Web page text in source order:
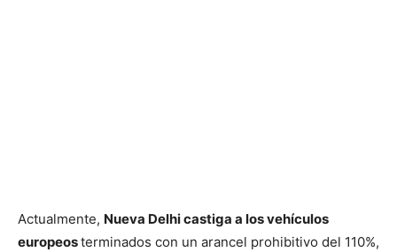
Actualmente, Nueva Delhi castiga a los vehículos
europeosterminados con un arancel prohibitivo del 110%,